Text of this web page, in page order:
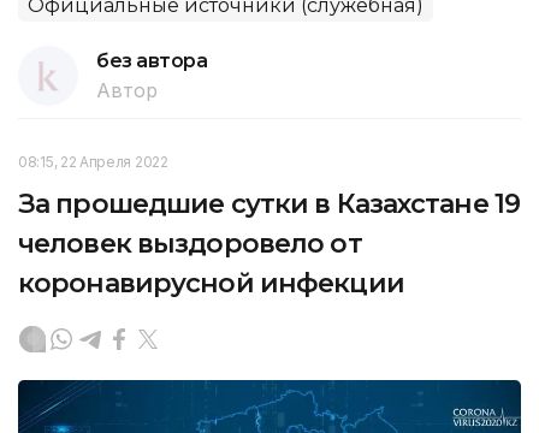
Официальные источники (служебная)
без автора
Автор
08:15, 22 Апреля 2022
За прошедшие сутки в Казахстане 19
человек выздоровело от
коронавирусной инфекции